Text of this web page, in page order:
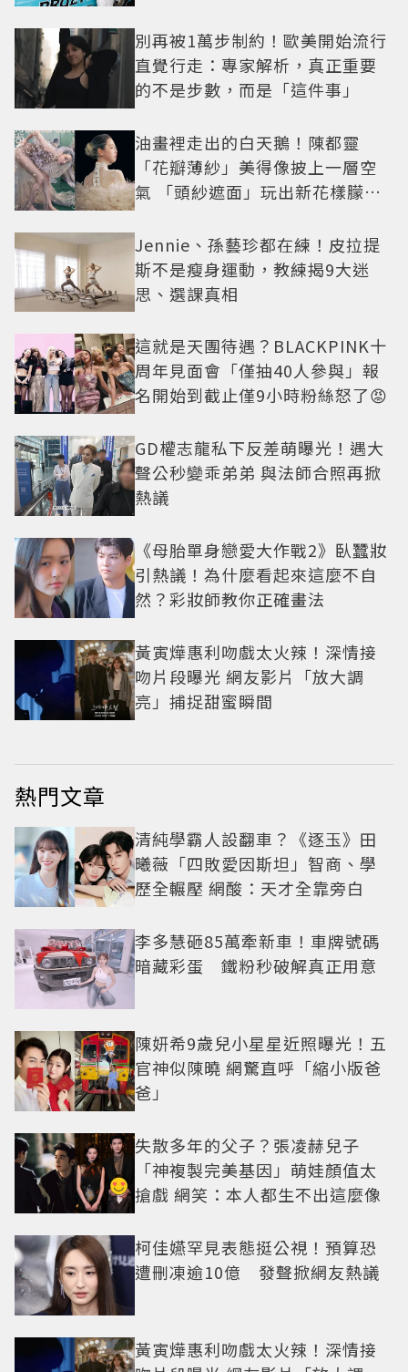
別再被1萬步制約！歐美開始流行
直覺行走：專家解析，真正重要
的不是步數，而是「這件事」
油畫裡走出的白天鵝！陳都靈
「花瓣薄紗」美得像披上一層空
氣 「頭紗遮面」玩出新花樣朦朧
Jennie、孫藝珍都在練！皮拉提
斯不是瘦身運動，教練揭9大迷
思、選課真相
這就是天團待遇？BLACKPINK十
周年見面會「僅抽40人參與」報
名開始到截止僅9小時粉絲怒了😡
GD權志龍私下反差萌曝光！遇大
聲公秒變乖弟弟 與法師合照再掀
熱議
《母胎單身戀愛大作戰2》臥蠶妝
引熱議！為什麼看起來這麼不自
然？彩妝師教你正確畫法
黃寅燁惠利吻戲太火辣！深情接
吻片段曝光 網友影片「放大調
亮」捕捉甜蜜瞬間
熱門文章
清純學霸人設翻車？《逐玉》田
曦薇「四敗愛因斯坦」智商、學
歷全輾壓 網酸：天才全靠旁白
李多慧砸85萬牽新車！車牌號碼
暗藏彩蛋 鐵粉秒破解真正用意
陳妍希9歲兒小星星近照曝光！五
官神似陳曉 網驚直呼「縮小版爸
爸」
失散多年的父子？張凌赫兒子
「神複製完美基因」萌娃顏值太
搶戲 網笑：本人都生不出這麼像
柯佳嬿罕見表態挺公視！預算恐
遭刪凍逾10億 發聲掀網友熱議
黃寅燁惠利吻戲太火辣！深情接